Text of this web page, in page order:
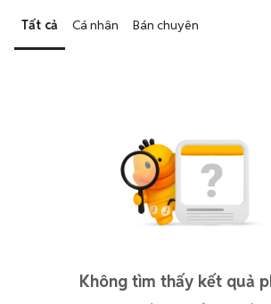
Tất cả Cá nhân Bán chuyên
Không tìm thấy kết quả